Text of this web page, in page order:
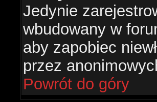
Jedynie
wbudowany w
aby zapobiec
przez
Powrót do góry